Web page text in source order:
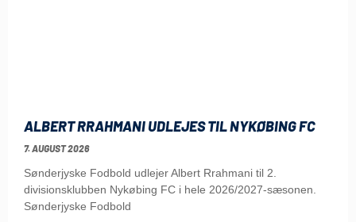
ALBERT RRAHMANI UDLEJES TIL NYKØBING FC
7. AUGUST 2026
Sønderjyske Fodbold udlejer Albert Rrahmani til 2.
divisionsklubben Nykøbing FC i hele 2026/2027-sæsonen.
Sønderjyske Fodbold